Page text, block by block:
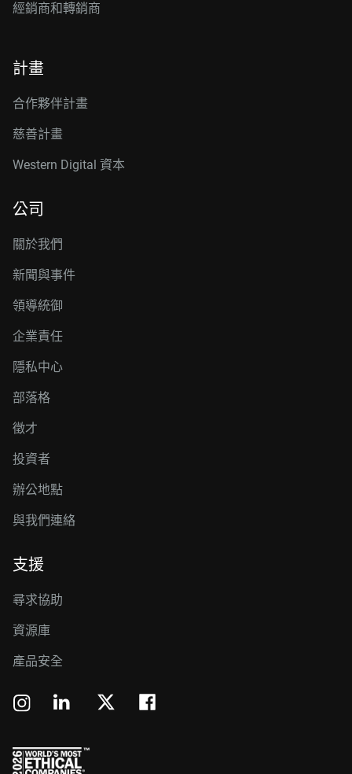
經銷商和轉銷商
計畫
合作夥伴計畫
慈善計畫
Western Digital 資本
公司
關於我們
新聞與事件
領導統御
企業責任
隱私中心
部落格
徵才
投資者
辦公地點
與我們連絡
支援
尋求協助
資源庫
產品安全